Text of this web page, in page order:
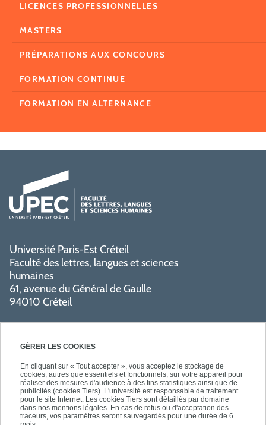
GÉRER LES COOKIES
En cliquant sur « Tout accepter », vous acceptez le stockage de
cookies, autres que essentiels et fonctionnels, sur votre appareil pour
réaliser des mesures d'audience à des fins statistiques ainsi que de
publicités (cookies Tiers). L'université est responsable de traitement
pour le site Internet. Les cookies Tiers sont détaillés par domaine
dans nos mentions légales. En cas de refus ou d'acceptation des
traceurs, vos paramètres seront sauvegardés pour une durée de 6
LICENCES PROFESSIONNELLES
MASTERS
PRÉPARATIONS AUX CONCOURS
FORMATION CONTINUE
FORMATION EN ALTERNANCE
Université Paris-Est Créteil
Faculté des lettres, langues et sciences
humaines
61, avenue du Général de Gaulle
94010 Créteil
PRATIQUE